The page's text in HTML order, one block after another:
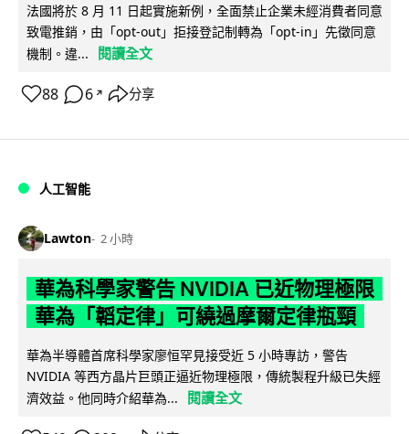
法國將於 8 月 11 日起實施新例，全面禁止企業未經消費者同意
致電推銷，由「opt-out」拒接登記制轉為「opt-in」先徵同意
機制。違...
閱讀全文
88 6 ↗ 分享
人工智能
Lawton 2 小時
華為科學家警告 NVIDIA 已近物理極限
華為「韜定律」可繞過摩爾定律瓶頸
華為半導體首席科學家廖恒罕見接受近 5 小時專訪，警告
NVIDIA 等西方晶片巨頭正逼近物理極限，傳統製程升級已失經
濟效益。他同時介紹華為...
閱讀全文